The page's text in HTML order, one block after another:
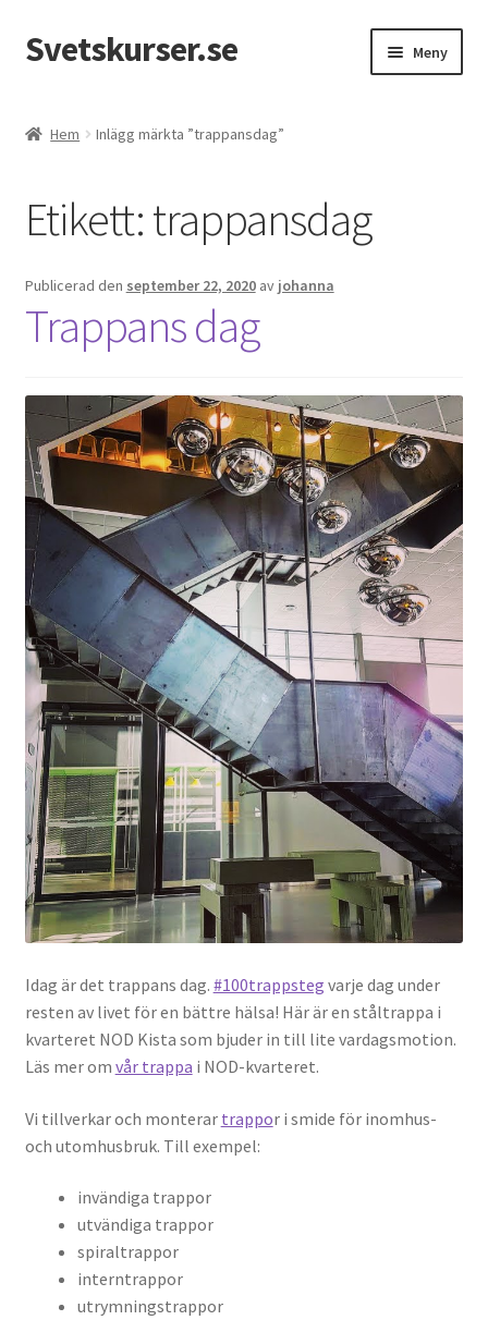
Hoppa
till
Hoppa
till
Svetskurser.se Meny
Hem Inlägg märkta ”trappansdag”
Etikett:trappansdag
Publicerad den september 22, 2020 av johanna
Trappans dag
Idag är det trappans dag. #100trappsteg varje dag under
resten av livet för en bättre hälsa! Här är en ståltrappa i
kvarteret NOD Kista som bjuder in till lite vardagsmotion.
Läs mer om vår trappa i NOD-kvarteret.
Vi tillverkar och monterar trappor i smide för inomhus-
och utomhusbruk. Till exempel:
invändiga trappor
utvändiga trappor
spiraltrappor
interntrappor
utrymningstrappor